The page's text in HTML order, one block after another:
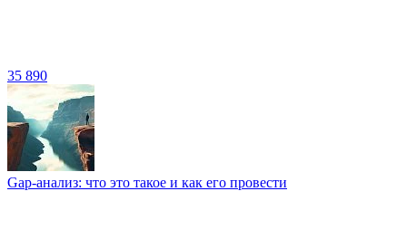
35 890
Gap-анализ: что это такое и как его провести